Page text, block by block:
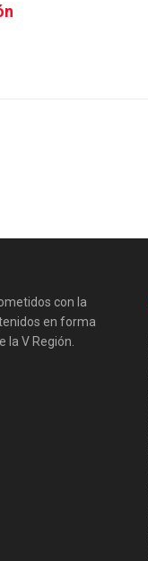
con la
en forma
la V Región.